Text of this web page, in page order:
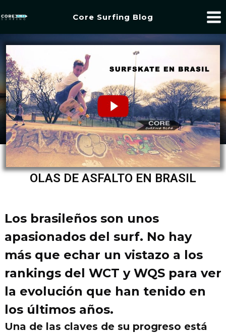
Core Surfing Blog
OLAS DE ASFALTO EN BRASIL
Los brasileños son unos
apasionados del surf. No hay
más que echar un vistazo a los
rankings del WCT y WQS para ver
la evolución que han tenido en
los últimos años.
Una de las claves de su progreso está